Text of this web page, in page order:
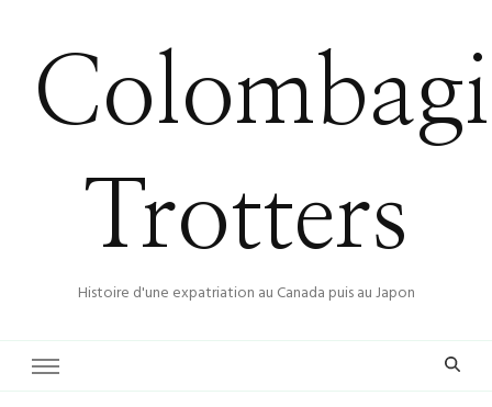
Trotters
Histoire d'une expatriation au Canada puis au Japon